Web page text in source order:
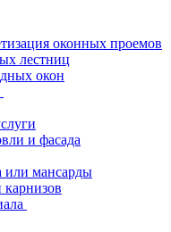
оконных проемов
лестниц
окон
и фасада
или мансарды